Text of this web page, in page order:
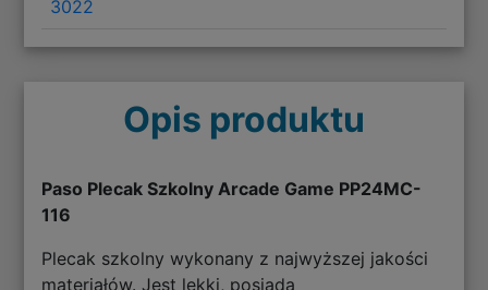
3022
Opis produktu
Paso Plecak Szkolny Arcade Game PP24MC-
116
Plecak szkolny wykonany z najwyższej jakości
materiałów. Jest lekki, posiada